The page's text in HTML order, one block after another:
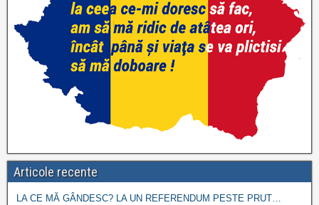
Articole recente
LA CE MĂ GÂNDESC? LA UN REFERENDUM PESTE PRUT…